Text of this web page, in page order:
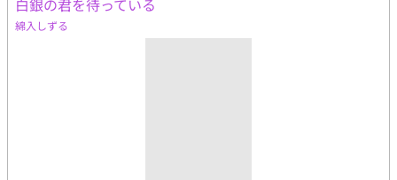
させた魔王ジスの思惑は…… ｢そなたには天上の国のフォリーヌ
王国のシュカ王子の世継ぎを産み、その子を冥界に連れ帰ってほ
しい｣ 天上の国にあるフォリーヌ王国のシュカ王子は暴君王子と
白銀の君を待っている
綿入しずる